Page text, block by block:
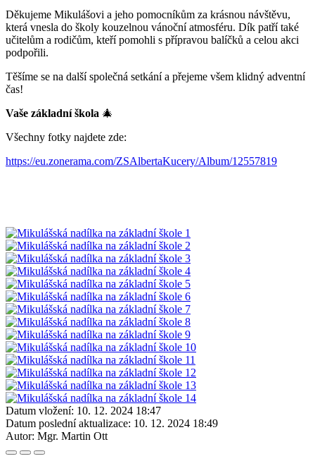
Děkujeme Mikulášovi a jeho pomocníkům za krásnou návštěvu,
která vnesla do školy kouzelnou vánoční atmosféru. Dík patří také
učitelům a rodičům, kteří pomohli s přípravou balíčků a celou akci
podpořili.
Těšíme se na další společná setkání a přejeme všem klidný adventní
čas!
Vaše základní škola 🎄
Všechny fotky najdete zde:
https://eu.zonerama.com/ZSAlbertaKucery/Album/12557819
Datum vložení: 10. 12. 2024 18:47
Datum poslední aktualizace: 10. 12. 2024 18:49
Autor: Mgr. Martin Ott